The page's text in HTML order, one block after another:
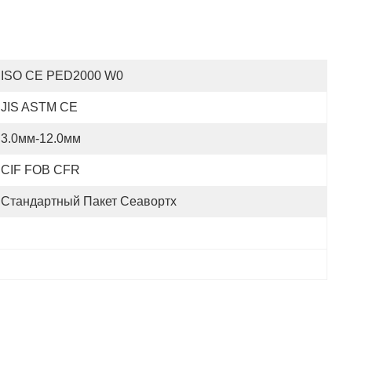
ISO CE PED2000 W0
JIS ASTM CE
3.0мм-12.0мм
CIF FOB CFR
Стандартный Пакет Сеавортх